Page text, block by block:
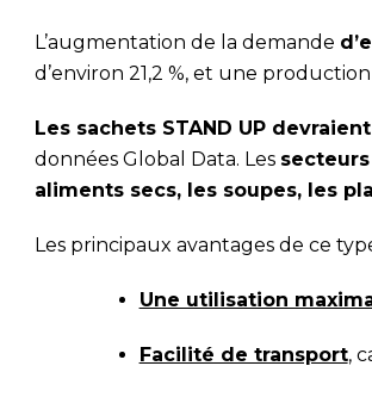
L’augmentation de la demande
d’environ 21,2 %, et une
Les sachets STAND UP
données Global Data. Les
aliments secs, les soupes, les
Les principaux avantages de ce
Une utilisation
Facilité de transport,